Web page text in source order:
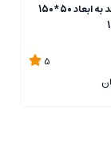
ترانکینگ لگراند به ابعاد 50*150
5